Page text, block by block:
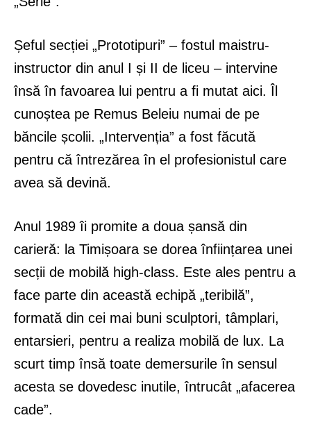
Șeful secției „Prototipuri” – fostul maistru-
instructor din anul I și II de liceu – intervine
însă în favoarea lui pentru a fi mutat aici. Îl
cunoștea pe Remus Beleiu numai de pe
băncile școlii. „Intervenția” a fost făcută
pentru că întrezărea în el profesionistul care
avea să devină.
Anul 1989 îi promite a doua șansă din
carieră: la Timișoara se dorea înființarea unei
secții de mobilă high-class. Este ales pentru a
face parte din această echipă „teribilă”,
formată din cei mai buni sculptori, tâmplari,
entarsieri, pentru a realiza mobilă de lux. La
scurt timp însă toate demersurile în sensul
acesta se dovedesc inutile, întrucât „afacerea
cade”.